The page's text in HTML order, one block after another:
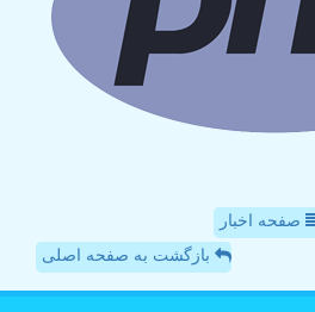
صفحه اخبار
بازگشت به صفحه اصلی